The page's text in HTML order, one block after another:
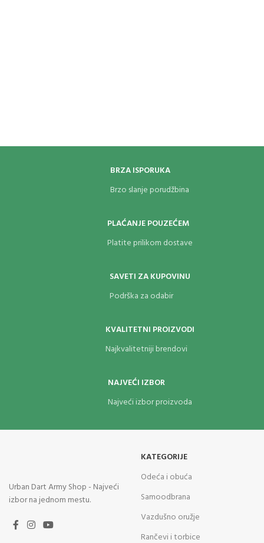
BRZA ISPORUKA
Brzo slanje porudžbina
PLAĆANJE POUZEĆEM
Platite prilikom dostave
SAVETI ZA KUPOVINU
Podrška za odabir
KVALITETNI PROIZVODI
Najkvalitetniji brendovi
NAJVEĆI IZBOR
Najveći izbor proizvoda
Urban Dart Army Shop - Najveći
izbor na jednom mestu.
KATEGORIJE
Odeća i obuća
Samoodbrana
Vazdušno oružje
Rančevi i torbice